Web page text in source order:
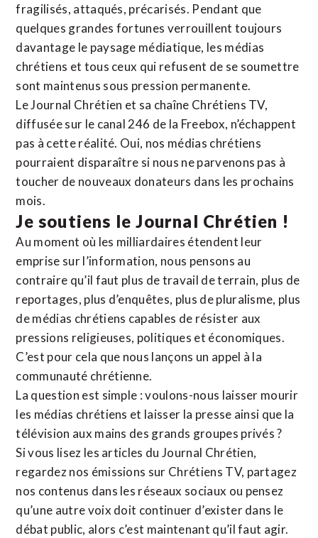
fragilisés, attaqués, précarisés. Pendant que
quelques grandes fortunes verrouillent toujours
davantage le paysage médiatique, les médias
chrétiens et tous ceux qui refusent de se soumettre
sont maintenus sous pression permanente.
Le Journal Chrétien et sa chaîne Chrétiens TV,
diffusée sur le canal 246 de la Freebox, n’échappent
pas à cette réalité. Oui, nos médias chrétiens
pourraient disparaître si nous ne parvenons pas à
toucher de nouveaux donateurs dans les prochains
mois.
Je soutiens le Journal Chrétien !
Au moment où les milliardaires étendent leur
emprise sur l’information, nous pensons au
contraire qu’il faut plus de travail de terrain, plus de
reportages, plus d’enquêtes, plus de pluralisme, plus
de médias chrétiens capables de résister aux
pressions religieuses, politiques et économiques.
C’est pour cela que nous lançons un appel à la
communauté chrétienne.
La question est simple : voulons-nous laisser mourir
les médias chrétiens et laisser la presse ainsi que la
télévision aux mains des grands groupes privés ?
Si vous lisez les articles du Journal Chrétien,
regardez nos émissions sur Chrétiens TV, partagez
nos contenus dans les réseaux sociaux ou pensez
qu’une autre voix doit continuer d’exister dans le
débat public, alors c’est maintenant qu’il faut agir.